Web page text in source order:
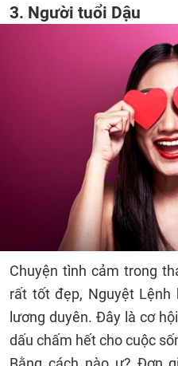
3. Người tuổi Dậu
Chuyện tình cảm trong
rất tốt đẹp, Nguyệt
lương duyên. Đây là cơ
dấu chấm hết cho cuộc